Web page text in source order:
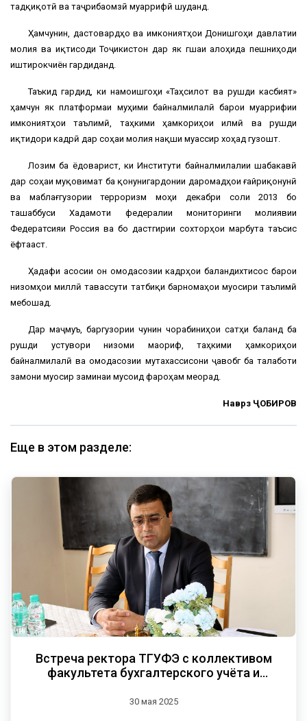
тадқиқотӣ ва таҷрибаомӯзӣ муаррифӣ шуданд.
Ҳамчунин, дастовардҳо ва имкониятҳои Донишгоҳи давлатии
молия ва иқтисоди Тоҷикистон дар як гӯшаи алоҳида пешниҳоди
иштирокчиён гардиданд.
Таъкид гардид, ки намоишгоҳи «Таҳсилот ва рушди касбият»
ҳамчун як платформаи муҳими байналмилалӣ барои муаррифии
имкониятҳои таълимӣ, таҳкими ҳамкориҳои илмӣ ва рушди
иқтидори кадрӣ дар соҳаи молия нақши муассир хоҳад гузошт.
Лозим ба ёдоварист, ки Институти байналмилалии шабакавӣ
дар соҳаи муқовимат ба қонунигардонии даромадҳои ғайриқонунӣ
ва маблағгузории терроризм моҳи декабри соли 2013 бо
ташаббуси Хадамоти федералии мониторинги молиявии
Федератсияи Россия ва бо дастгирии сохторҳои марбута таъсис
ёфтааст.
Ҳадафи асосии он омодасозии кадрҳои баландихтисос барои
низомҳои миллӣ тавассути татбиқи барномаҳои муосири таълимӣ
мебошад.
Дар маҷмуъ, баргузории чунин чорабиниҳои сатҳи баланд ба
рушди устувори низоми маориф, таҳкими ҳамкориҳои
байналмилалӣ ва омодасозии мутахассисони ҷавобгӯ ба талаботи
замони муосир заминаи мусоид фароҳам меорад.
Наврӯз ҶОБИРОВ
Еще в этом разделе:
Встреча ректора ТГУФЭ с коллективом
факультета бухгалтерского учёта и
30 мая 2025